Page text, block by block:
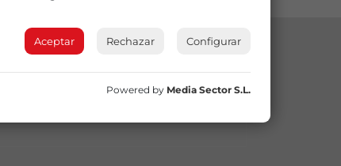
Aceptar Rechazar Configurar
Powered by Media Sector S.L.